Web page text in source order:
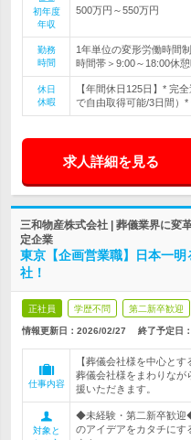
初年度
年収
500万円～550万円
勤務
時間
1年単位の変形労働時間
時間帯＞9:00～18:00休
休日
休暇
【年間休日125日】* 完
で自由取得可能/3日間）*
求人詳細を見る
三和物産株式会社 | 葬儀業界に変
定企業
東京【企画営業職】日本一
社！
正社員 学歴不問 第二新卒歓迎
情報更新日：2026/02/27 終了予定日：
仕事内容
【葬儀会社様を中心と
葬儀会社様をまわりなが
援いただきます。
対象と
◆未経験・第二新卒歓迎
のアイデアをカタチにす